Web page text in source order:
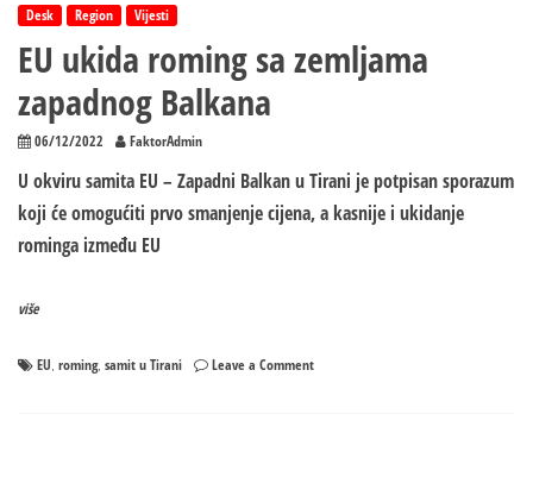
Desk Region Vijesti
EU ukida roming sa zemljama
zapadnog Balkana
06/12/2022 FaktorAdmin
U okviru samita EU – Zapadni Balkan u Tirani je potpisan sporazum
koji će omogućiti prvo smanjenje cijena, a kasnije i ukidanje
rominga između EU
više
EU, roming, samit u Tirani Leave a Commenton